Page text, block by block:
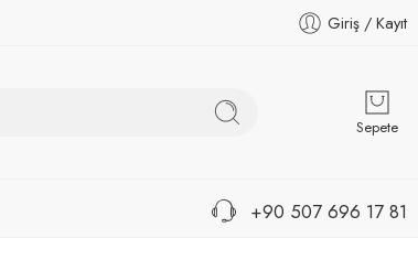
Giriş / Kayıt
Sepete
+90 507 696 17 81